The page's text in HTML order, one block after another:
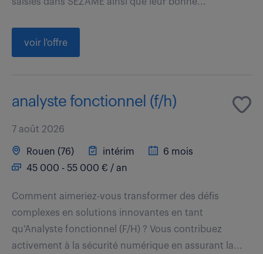
voir l'offre
analyste fonctionnel (f/h)
7 août 2026
Rouen (76) intérim
6 mois
45 000 - 55 000 € / an
Comment aimeriez-vous transformer des défis
complexes en solutions innovantes en tant
qu'Analyste fonctionnel (F/H) ? Vous contribuez
activement à la sécurité numérique en assurant la...